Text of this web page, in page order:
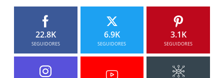
22.8K
SEGUIDORES
6.9K
SEGUIDORES
3.1K
SEGUIDORES